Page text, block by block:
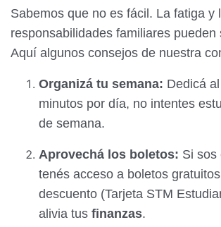
Sabemos que no es fácil. La fatiga y
responsabilidades familiares pueden
Aquí algunos consejos de nuestra
Organizá tu semana: Dedicá
minutos por día, no intentes
de semana.
Aprovechá los boletos: Si sos
tenés acceso a boletos
descuento (Tarjeta STM
alivia tus finanzas.